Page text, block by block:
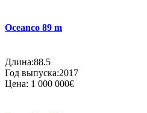
Oceanco 89 m
Длина:88.5
Год выпуска:2017
Цена: 1 000 000€